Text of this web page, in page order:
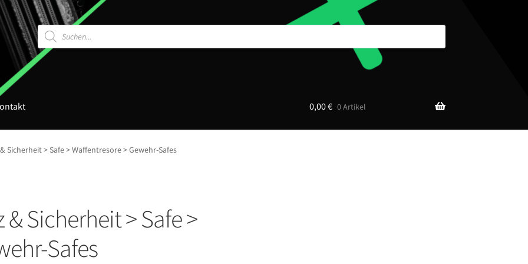
Products
search
0,00€ 0 Artikel
Sicherheit > Safe > Waffentresore > Gewehr-Safes
Sicherheit > Safe >
Safes